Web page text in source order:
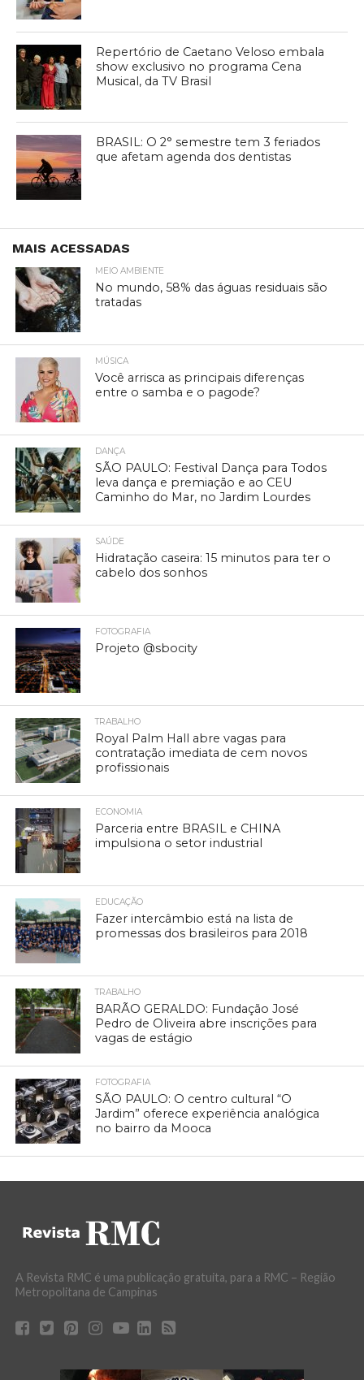
Repertório de Caetano Veloso embala
show exclusivo no programa Cena
Musical, da TV Brasil
BRASIL: O 2° semestre tem 3 feriados
que afetam agenda dos dentistas
MAIS ACESSADAS
MEIO AMBIENTE
No mundo, 58% das águas residuais são
tratadas
MÚSICA
Você arrisca as principais diferenças
entre o samba e o pagode?
DANÇA
SÃO PAULO: Festival Dança para Todos
leva dança e premiação e ao CEU
Caminho do Mar, no Jardim Lourdes
SAÚDE
Hidratação caseira: 15 minutos para ter o
cabelo dos sonhos
FOTOGRAFIA
Projeto @sbocity
TRABALHO
Royal Palm Hall abre vagas para
contratação imediata de cem novos
profissionais
ECONOMIA
Parceria entre BRASIL e CHINA
impulsiona o setor industrial
EDUCAÇÃO
Fazer intercâmbio está na lista de
promessas dos brasileiros para 2018
TRABALHO
BARÃO GERALDO: Fundação José
Pedro de Oliveira abre inscrições para
vagas de estágio
FOTOGRAFIA
SÃO PAULO: O centro cultural “O
Jardim” oferece experiência analógica
no bairro da Mooca
A Revista RMC é uma publicação gratuita, para a RMC – Região
Metropolitana de Campinas